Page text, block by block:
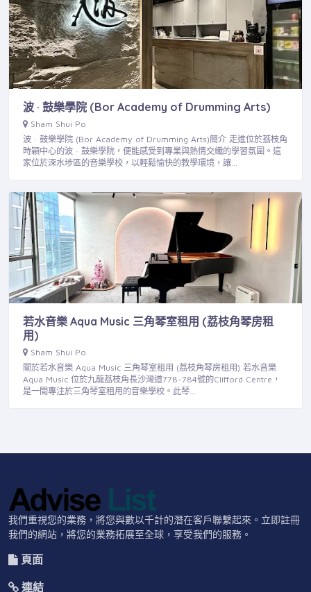
波 · 鼓樂學院 (Bor Academy of Drumming Arts)
Sham Shui Po
波 · 鼓樂學院 (Bor Academy of Drumming Arts)簡介 走進位於荔枝角
時穎中心的波 · 鼓樂學院，便能感受到專業與熱情交織的學習氛圍。這
家位於深水埗區的音樂學校，以輕鬆愉快的教學環境，讓…
若水音樂 Aqua Music 三角琴室租用 (荔枝角琴房租
用)
Sham Shui Po
關於若水音樂 Aqua Music 三角琴室租用 (荔枝角琴房租用) 若水音樂
Aqua Music 位於九龍荔枝角長沙灣道778-784號的Clifford Centre，
是一間專注於三角琴室租用的音樂學校。此琴…
我們重視您的業務，將您與數以千計的潛在客戶聯繫起來。立即註冊
我們的網站，將您的業務拓展至全球，享受我們的服務。
頁面
連結